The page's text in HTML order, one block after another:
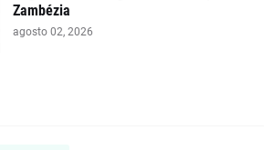
Zambézia
agosto 02, 2026